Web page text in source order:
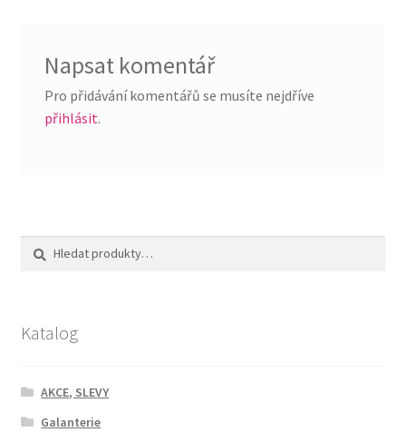
Napsat komentář
Pro přidávání komentářů se musíte nejdříve
přihlásit.
Katalog
AKCE, SLEVY
Galanterie